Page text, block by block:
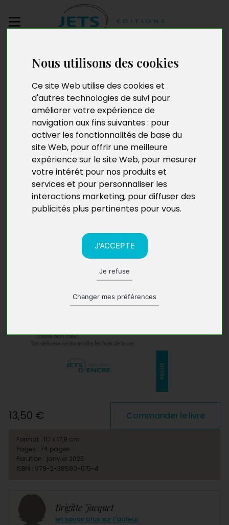
Nous utilisons des cookies
Ce site Web utilise des cookies et
d'autres technologies de suivi pour
améliorer votre expérience de
navigation aux fins suivantes : pour
activer les fonctionnalités de base du
site Web, pour offrir une meilleure
expérience sur le site Web, pour mesurer
votre intérêt pour nos produits et
services et pour personnaliser les
interactions marketing, pour diffuser des
publicités plus pertinentes pour vous.
J'ACCEPTE
Je refuse
Changer mes préférences
manuscrit
Délicieuse vie
Brigitte Jacquet
en savoir plus sur l'auteur
13,50 € Commander le livre
Format : 11,1 x 17,8 cm
Pages : 74 pages
Parution : janvier 2025
ISBN : 978-2-38580-015-4